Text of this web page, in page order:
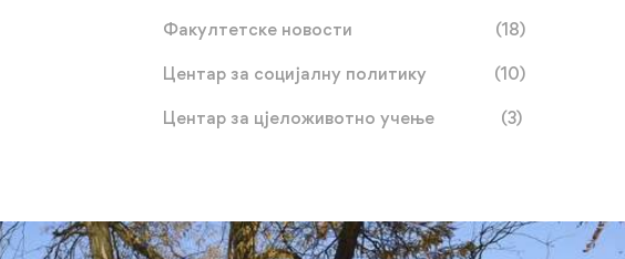
Факултетске новости (18)
Центар за социјалну политику (10)
Центар за цјеложивотно учење (3)